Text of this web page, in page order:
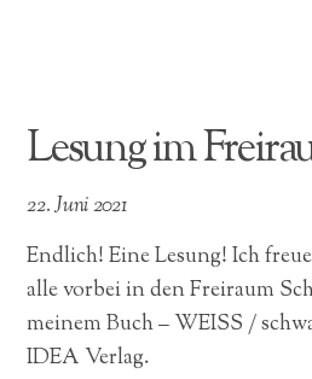
Lesung im
22. Juni 2021
Endlich! Eine Lesung! Ich
alle vorbei in den Freiraum
meinem Buch – WEISS /
IDEA Verlag.